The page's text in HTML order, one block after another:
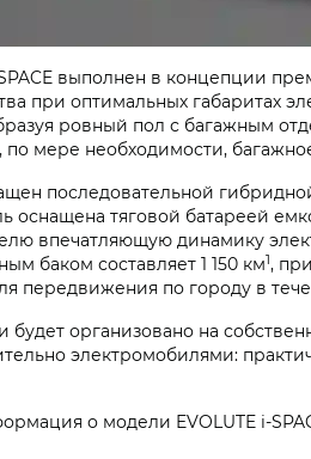
выполнен в концепции
при оптимальных габаритах
ровный пол с багажным
мере необходимости,
последовательной
тяговой батареей
впечатляющую динамику
баком составляет 1 150 км1,
передвижения по городу в
будет организовано на
электромобилями:
о модели EVOLUTE